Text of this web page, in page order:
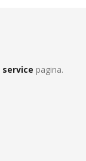
service pagina.